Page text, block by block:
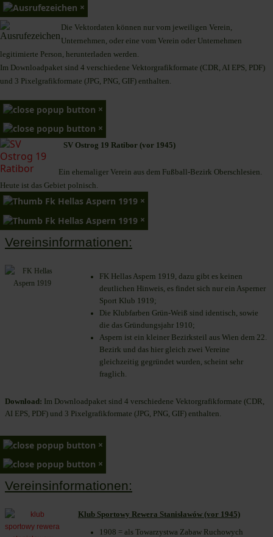
×
Die Vektordaten können nur vom jeweiligen Verein,
Unternehmen, oder eine vom Verein oder Unternehmen
legitimierte Person, herunterladen werden.
Im Downloadpaket sind 4 verschiedene Vektorgrafikformate (CDR, AI EPS, PDF)
und 3 Pixelgrafikformate (JPG, PNG, GIF) enthalten.
×
×
SV Ostrog 19 Ratibor (vor 1945)
Ein ehemaliger Verein aus dem Fußball-Bezirk Oberschlesien.
Heute ist das Gebiet polnisch.
×
×
Vereinsinformationen:
FK Hellas Aspern 1919, dazu gibt es keinen
deutlichen Hinweis, es findet sich nur ein Asperner
Sport Klub 1919;
Die Klubfarben Grün-Weiß sind identisch, sowie
die das Gründungsjahr 1910;
Aspern ist ein kleiner Bezirksteil aus Wien dem 22.
Bezirk und das hier gleich zwei Vereine
gleichzeitig gegründet wurden, scheint sehr
fraglich.
Download: Im Downloadpaket sind 4 verschiedene Vektorgrafikformate (CDR,
AI EPS, PDF) und 3 Pixelgrafikformate (JPG, PNG, GIF) enthalten.
×
×
Vereinsinformationen:
Klub Sportowy Rewera Stanisławów (vor 1945)
1908 = als Towarzystwa Zabaw Ruchowych